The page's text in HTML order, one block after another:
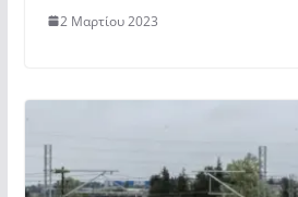
2 Μαρτίου 2023